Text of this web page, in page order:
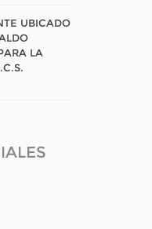
UBICADO
LA